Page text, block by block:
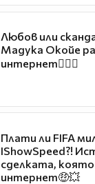
Любов или
Мадука Окойе
интернет❤️‍🔥🔥
Плати ли FIFA
IShowSpeed?!
сделката,
интернет🤑💥